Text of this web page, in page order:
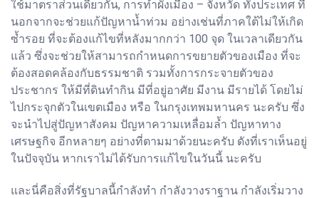
ใช้มาตราส่วนเดียวกัน, การทำผังเมือง – จังหวัด ทั้งประเทศ ที่
นอกจากจะช่วยแก้ปัญหาน้ำท่วม อย่างเช่นที่ภาคใต้ไม่ให้เกิด
ซ้ำรอย ที่จะต้องแก้ไขที่หลังมากกว่า 100 จุด ในเวลาเดียวกัน
แล้ว ซึ่งจะช่วยให้สามารถกำหนดการขยายตัวของเมือง ที่จะ
ต้องสอดคล้องกับธรรมชาติ รวมทั้งการกระจายตัวของ
ประชากร ให้มีที่ดินทำกิน มีที่อยู่อาศัย มีงาน มีรายได้ โดยไม่
ไปกระจุกตัวในเขตเมือง หรือ ในกรุงเทพมหานคร นะครับ ซึ่ง
จะนำไปสู่ปัญหาสังคม ปัญหาความเหลื่อมล้ำ ปัญหาทาง
เศรษฐกิจ อีกหลายๆ อย่างที่ตามมาด้วยนะครับ ดังที่เราเห็นอยู่
ในปัจจุบัน หากเราไม่ได้รับการแก้ไขในวันนี้ นะครับ
และนี่คือสิ่งที่รัฐบาลนี้กำลังทำ กำลังวางราฐาน กำลังเริ่มวาง